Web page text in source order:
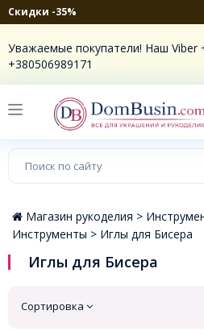
Скидки -35%
Уважаемые покупатели! Наш Viber
+380506989171
Магазин рукоделия >
Инструменты > Иглы для Бисера
Иглы для Бисера
Сортировка